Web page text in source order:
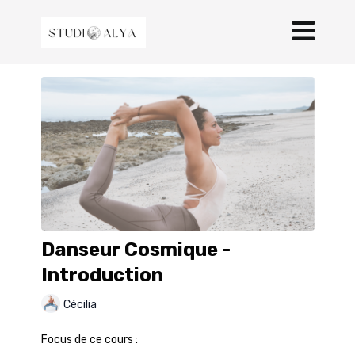
Danseur Cosmique -
Introduction
Cécilia
Focus de ce cours :